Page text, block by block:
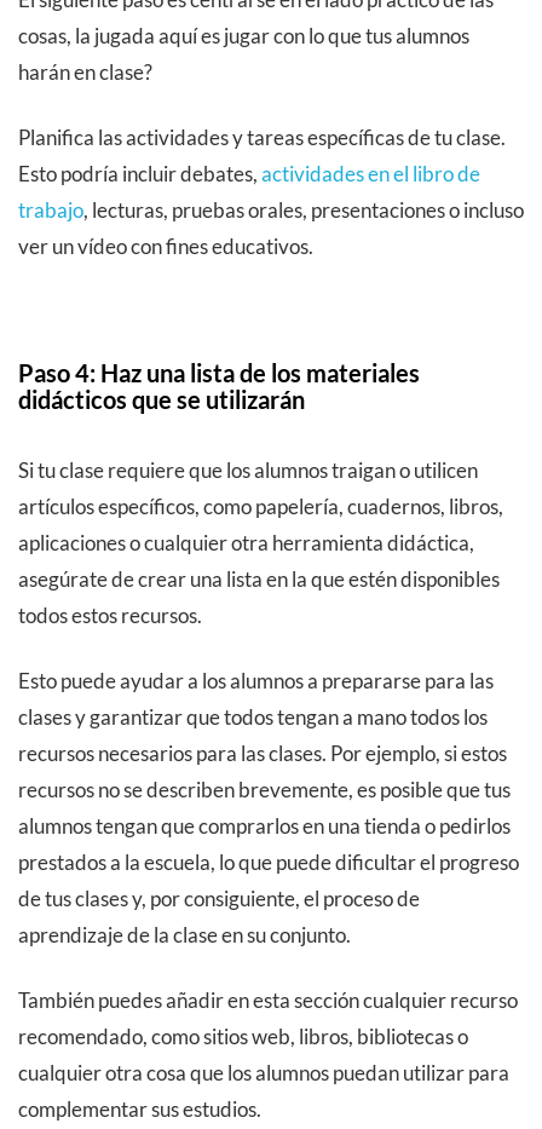
cosas, la jugada aquí es jugar con lo que tus alumnos
harán en clase?
Planifica las actividades y tareas específicas de tu clase.
Esto podría incluir debates,actividades en el libro de
trabajo, lecturas, pruebas orales, presentaciones o incluso
ver un vídeo con fines educativos.
Paso 4: Haz una lista de los materiales
didácticos que se utilizarán
Si tu clase requiere que los alumnos traigan o utilicen
artículos específicos, como papelería, cuadernos, libros,
aplicaciones o cualquier otra herramienta didáctica,
asegúrate de crear una lista en la que estén disponibles
todos estos recursos.
Esto puede ayudar a los alumnos a prepararse para las
clases y garantizar que todos tengan a mano todos los
recursos necesarios para las clases. Por ejemplo, si estos
recursos no se describen brevemente, es posible que tus
alumnos tengan que comprarlos en una tienda o pedirlos
prestados a la escuela, lo que puede dificultar el progreso
de tus clases y, por consiguiente, el proceso de
aprendizaje de la clase en su conjunto.
También puedes añadir en esta sección cualquier recurso
recomendado, como sitios web, libros, bibliotecas o
cualquier otra cosa que los alumnos puedan utilizar para
complementar sus estudios.